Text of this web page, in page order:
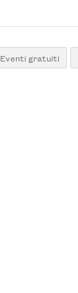
Eventi gratuiti